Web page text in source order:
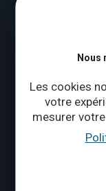
Nous
Les cookies
votre
mesurer